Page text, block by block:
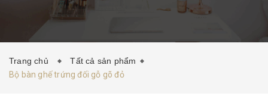
HƯỚNG DẪN MUA HÀNG
Trang chủ
Tất cả sản phẩm
Bộ bàn ghế trứng đối gỗ gõ đỏ